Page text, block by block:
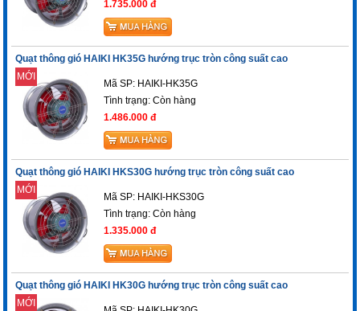
1.735.000 đ
Quạt thông gió HAIKI HK35G hướng trục tròn công suất cao
MỚI
Mã SP: HAIKI-HK35G
Tình trạng:Còn hàng
1.486.000 đ
Quạt thông gió HAIKI HKS30G hướng trục tròn công suất cao
MỚI
Mã SP: HAIKI-HKS30G
Tình trạng:Còn hàng
1.335.000 đ
Quạt thông gió HAIKI HK30G hướng trục tròn công suất cao
MỚI